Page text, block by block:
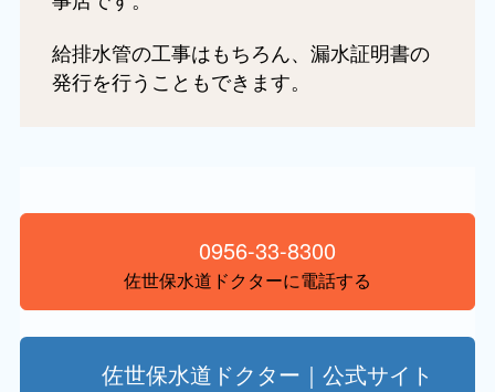
給排水管の工事はもちろん、漏水証明書の
発行を行うこともできます。
0956-33-8300
佐世保水道ドクターに電話する
佐世保水道ドクター｜公式サイト